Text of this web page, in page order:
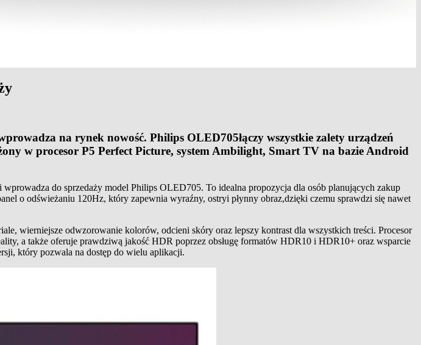
na rynek nowość. Philips OLED705łączy wszystkie zalety urządzeń
w procesor P5 Perfect Picture, system Ambilight, Smart TV na bazie Android
do sprzedaży model Philips OLED705. To idealna propozycja dla osób planujących zakup
o odświeżaniu 120Hz, który zapewnia wyraźny, ostryi płynny obraz,dzięki czemu sprawdzi się nawet
wierniejsze odwzorowanie kolorów, odcieni skóry oraz lepszy kontrast dla wszystkich treści. Procesor
a także oferuje prawdziwą jakość HDR poprzez obsługę formatów HDR10 i HDR10+ oraz wsparcie
który pozwala na dostęp do wielu aplikacji.